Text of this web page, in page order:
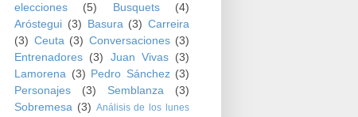
elecciones
(5) Busquets
(4)
Aróstegui (3) Basura (3) Carreira
(3) Ceuta (3) Conversaciones (3)
Entrenadores (3) Juan Vivas
(3)
Lamorena (3) Pedro Sánchez (3)
Personajes
(3) Semblanza
(3)
Sobremesa (3) Análisis de los lunes